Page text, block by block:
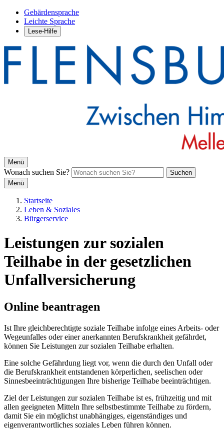
Gebärdensprache
Leichte Sprache
Lese-Hilfe
Menü
Wonach suchen Sie?
Suchen
Menü
Startseite
Leben & Soziales
Bürgerservice
Leistungen zur sozialen
Teilhabe in der gesetzlichen
Unfallversicherung
Online beantragen
Ist Ihre gleichberechtigte soziale Teilhabe infolge eines Arbeits- oder
Wegeunfalles oder einer anerkannten Berufskrankheit gefährdet,
können Sie Leistungen zur sozialen Teilhabe erhalten.
Eine solche Gefährdung liegt vor, wenn die durch den Unfall oder
die Berufskrankheit entstandenen körperlichen, seelischen oder
Sinnesbeeinträchtigungen Ihre bisherige Teilhabe beeinträchtigen.
Ziel der Leistungen zur sozialen Teilhabe ist es, frühzeitig und mit
allen geeigneten Mitteln Ihre selbstbestimmte Teilhabe zu fördern,
damit Sie ein möglichst unabhängiges, eigenständiges und
eigenverantwortliches soziales Leben führen können.